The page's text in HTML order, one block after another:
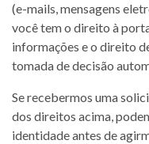
(e-mails, mensagens
você tem o direito à
informações e o direito
tomada de decisão
Se recebermos uma
dos direitos acima,
identidade antes de